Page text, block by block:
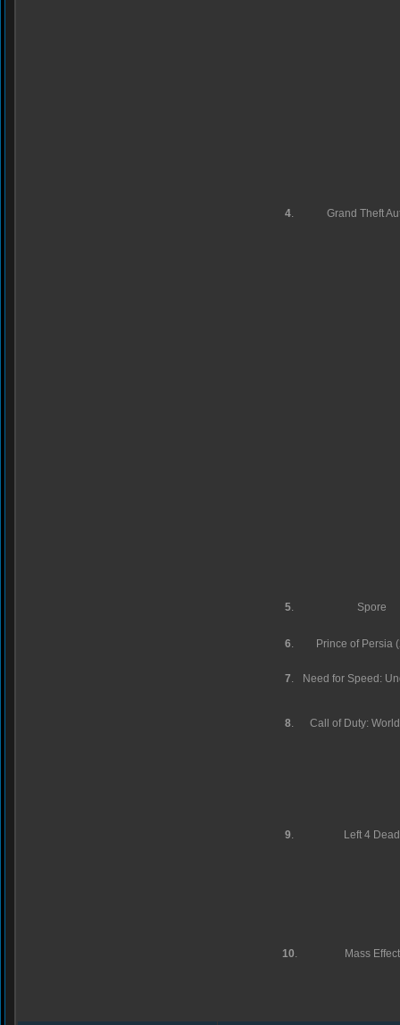
4. Grand Theft
5. Spore
6. Prince of Persia
7. Need for Speed:
8. Call of Duty:
9. Left 4 Dead
10. Mass Effect